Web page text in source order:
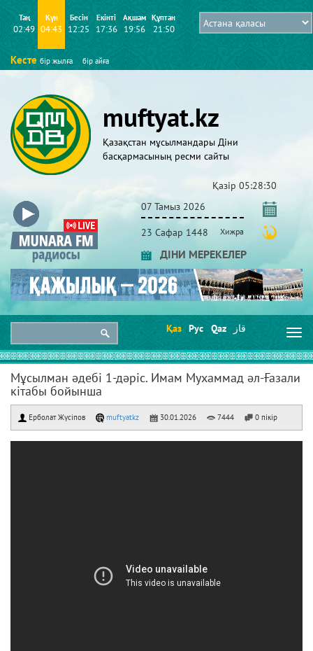
Таң
02:49
Күн
04:43
Бесін
12:25
Екінті
17:36
Ақшам
19:56
Құптан
21:50
Кесте бір жылға бір айға
muftyat.kz
Қазақстан мұсылмандары Діни
басқармасының ресми сайты
Қазір 05:28:30
07 Тамыз 2026
23 Сафар 1448 Хижра
ДІНИ МЕРЕКЕЛЕР
Қаз Рус Qaz قاز
Мұсылман әдебі 1-дәріс. Имам Мухаммад әл-Ғазали
кітабы бойынша
Ерболат Жүсіпов muftyatkz 30.01.2026 7444 0 пікір